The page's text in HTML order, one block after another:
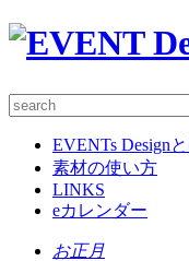
EVENTs Design
素材の使い方
LINKS
eカレンダー
お正月